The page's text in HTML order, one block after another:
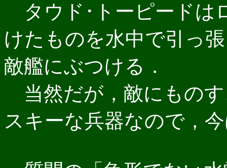
タウド･トーピードは
けたものを水中で引っ
敵艦にぶつける．
当然だが，敵にもの
スキーな兵器なので，